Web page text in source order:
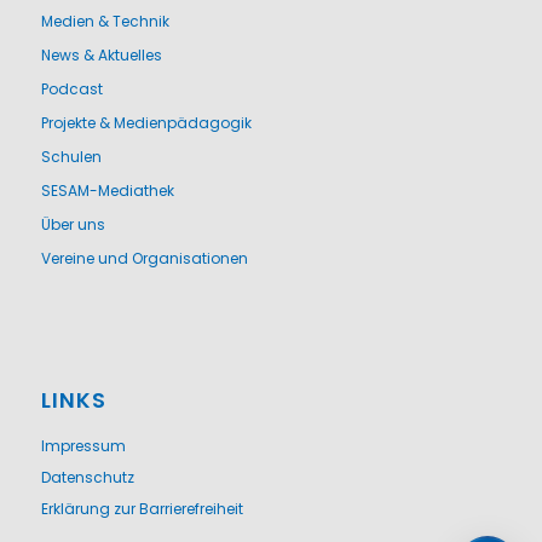
Medien & Technik
News & Aktuelles
Podcast
Projekte & Medienpädagogik
Schulen
SESAM-Mediathek
Über uns
Vereine und Organisationen
LINKS
Impressum
Datenschutz
Erklärung zur Barrierefreiheit